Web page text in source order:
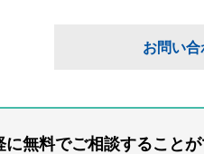
お問い
無料でご相談することが